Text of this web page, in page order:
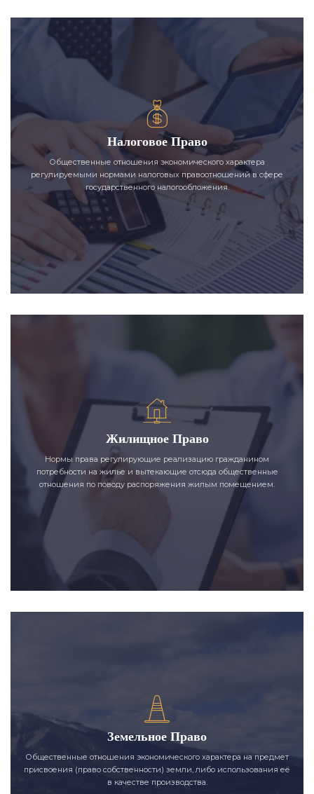
Налоговое Право
Общественные отношения экономического характера
регулируемыми нормами налоговых правоотношений в сфере
государственного налогообложения.
Жилищное Право
Нормы права регулирующие реализацию гражданином
потребности на жилье и вытекающие отсюда общественные
отношения по поводу распоряжения жилым помещением.
Земельное Право
Общественные отношения экономического характера на предмет
присвоения (право собственности) земли, либо использования её
в качестве производства.